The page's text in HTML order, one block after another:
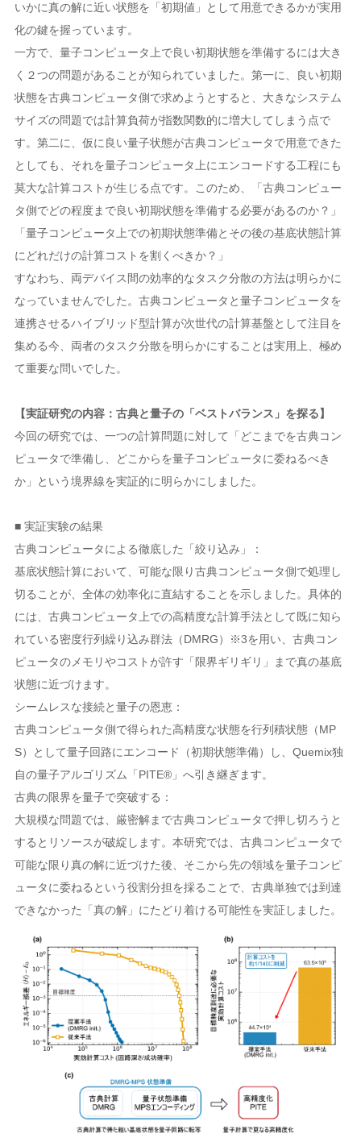
いかに真の解に近い状態を「初期値」として用意できるかが実用
化の鍵を握っています。
一方で、量子コンピュータ上で良い初期状態を準備するには大き
く２つの問題があることが知られていました。第一に、良い初期
状態を古典コンピュータ側で求めようとすると、大きなシステム
サイズの問題では計算負荷が指数関数的に増大してしまう点で
す。第二に、仮に良い量子状態が古典コンピュータで用意できた
としても、それを量子コンピュータ上にエンコードする工程にも
莫大な計算コストが生じる点です。このため、「古典コンピュー
タ側でどの程度まで良い初期状態を準備する必要があるのか？」
「量子コンピュータ上での初期状態準備とその後の基底状態計算
にどれだけの計算コストを割くべきか？」
すなわち、両デバイス間の効率的なタスク分散の方法は明らかに
なっていませんでした。古典コンピュータと量子コンピュータを
連携させるハイブリッド型計算が次世代の計算基盤として注目を
集める今、両者のタスク分散を明らかにすることは実用上、極め
て重要な問いでした。
【実証研究の内容：古典と量子の「ベストバランス」を探る】
今回の研究では、一つの計算問題に対して「どこまでを古典コン
ピュータで準備し、どこからを量子コンピュータに委ねるべき
か」という境界線を実証的に明らかにしました。
■ 実証実験の結果
古典コンピュータによる徹底した「絞り込み」：
基底状態計算において、可能な限り古典コンピュータ側で処理し
切ることが、全体の効率化に直結することを示しました。具体的
には、古典コンピュータ上での高精度な計算手法として既に知ら
れている密度行列繰り込み群法（DMRG）※3を用い、古典コン
ピュータのメモリやコストが許す「限界ギリギリ」まで真の基底
状態に近づけます。
シームレスな接続と量子の恩恵：
古典コンピュータ側で得られた高精度な状態を行列積状態（MP
S）として量子回路にエンコード（初期状態準備）し、Quemix独
自の量子アルゴリズム「PITE®」へ引き継ぎます。
古典の限界を量子で突破する：
大規模な問題では、厳密解まで古典コンピュータで押し切ろうと
するとリソースが破綻します。本研究では、古典コンピュータで
可能な限り真の解に近づけた後、そこから先の領域を量子コンピ
ュータに委ねるという役割分担を採ることで、古典単独では到達
できなかった「真の解」にたどり着ける可能性を実証しました。